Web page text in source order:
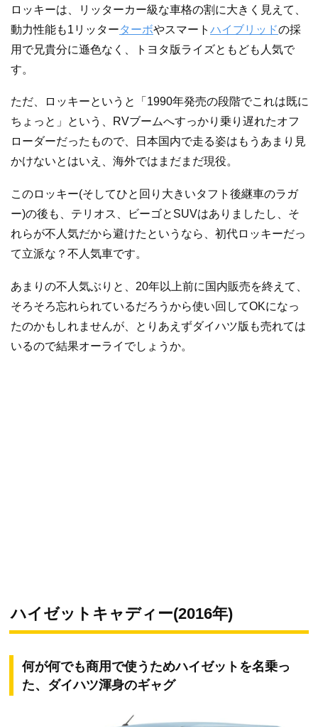
ロッキーは、リッターカー級な車格の割に大きく見えて、
動力性能も1リッターターボやスマート ハイブリッドの採
用で兄貴分に遜色なく、トヨタ版ライズともども人気で
す。
ただ、ロッキーというと「1990年発売の段階でこれは既に
ちょっと」という、RVブームへすっかり乗り遅れたオフ
ローダーだったもので、日本国内で走る姿はもうあまり見
かけないとはいえ、海外ではまだまだ現役。
このロッキー(そしてひと回り大きいタフト後継車のラガ
ー)の後も、テリオス、ビーゴとSUVはありましたし、そ
れらが不人気だから避けたというなら、初代ロッキーだっ
て立派な？不人気車です。
あまりの不人気ぶりと、20年以上前に国内販売を終えて、
そろそろ忘れられているだろうから使い回してOKになっ
たのかもしれませんが、とりあえずダイハツ版も売れては
いるので結果オーライでしょうか。
ハイゼットキャディー(2016年)
何が何でも商用で使うためハイゼットを名乗っ
た、ダイハツ渾身のギャグ